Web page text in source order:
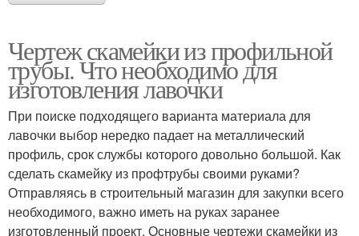
Чертеж скамейки из профильной
трубы. Что необходимо для
изготовления лавочки
При поиске подходящего варианта материала для
лавочки выбор нередко падает на металлический
профиль, срок службы которого довольно большой. Как
сделать скамейку из профтрубы своими руками?
Отправляясь в строительный магазин для закупки всего
необходимого, важно иметь на руках заранее
изготовленный проект. Основные чертежи скамейки из